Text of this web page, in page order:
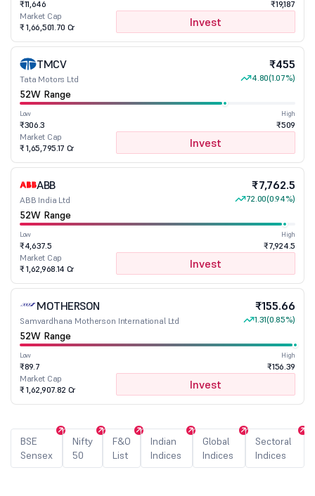
₹11,646
₹19,187
Market Cap
₹ 1,66,501.70 Cr
Invest
TMCV
Tata Motors Ltd
₹455
4.80(1.07%)
52W Range
Low
₹306.3
High
₹509
Market Cap
₹ 1,65,795.17 Cr
Invest
ABB
ABB India Ltd
₹7,762.5
72.00(0.94%)
52W Range
Low
₹4,637.5
High
₹7,924.5
Market Cap
₹ 1,62,968.14 Cr
Invest
MOTHERSON
Samvardhana Motherson International Ltd
₹155.66
1.31(0.85%)
52W Range
Low
₹89.7
High
₹156.39
Market Cap
₹ 1,62,907.82 Cr
Invest
BSE
Sensex
Nifty
50
F&O
List
Indian
Indices
Global
Indices
Sectoral
Indices